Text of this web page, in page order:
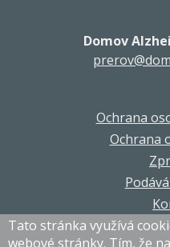
Domov
Ochrana
Ochrana
Tato stránka využívá
webové stránky. Tím, že